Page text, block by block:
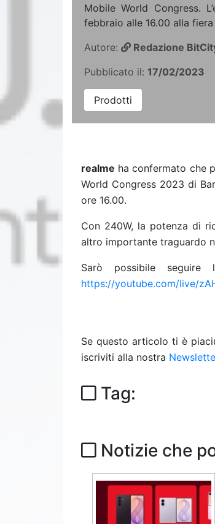
Mobile World Congress.
febbraio alle 16.00 alla
Autore:
Redazione
Pubblicato il: 17/02/2023
Prodotti
realme ha confermato che
World Congress 2023 di
ore 16.00.
Con 240W, la potenza di
altro importante traguardo
Sarò possibile
https://youtube.com/live/
Se questo articolo ti è
iscriviti alla nostra
Tag:
Notizie che